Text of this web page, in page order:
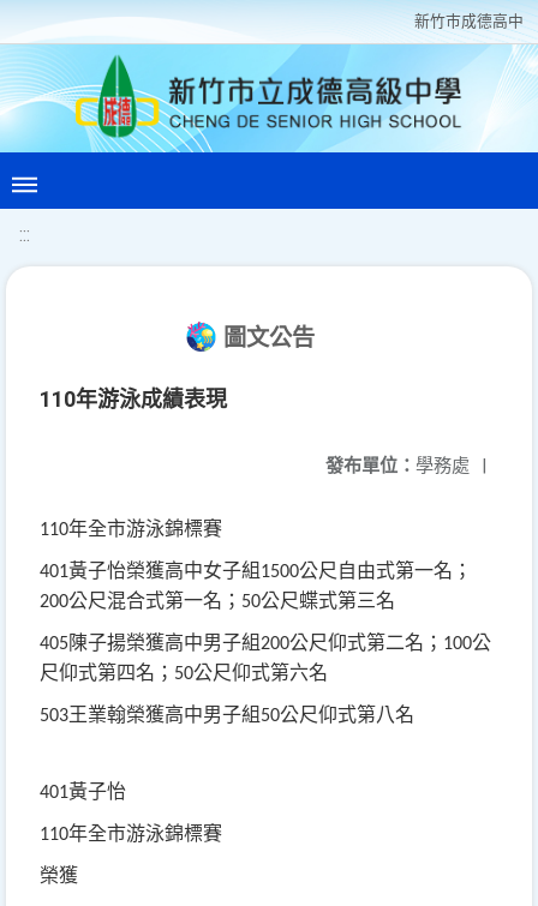
新竹巿成德高中
:::
圖文公告
110年游泳成績表現
發布單位： 學務處 |
110年全市游泳錦標賽
401黃子怡榮獲高中女子組1500公尺自由式第一名；
200公尺混合式第一名； 50公尺蝶式第三名
405陳子揚榮獲高中男子組200公尺仰式第二名； 100公
尺仰式第四名； 50公尺仰式第六名
503王業翰榮獲高中男子組50公尺仰式第八名
401黃子怡
110年全市游泳錦標賽
榮獲